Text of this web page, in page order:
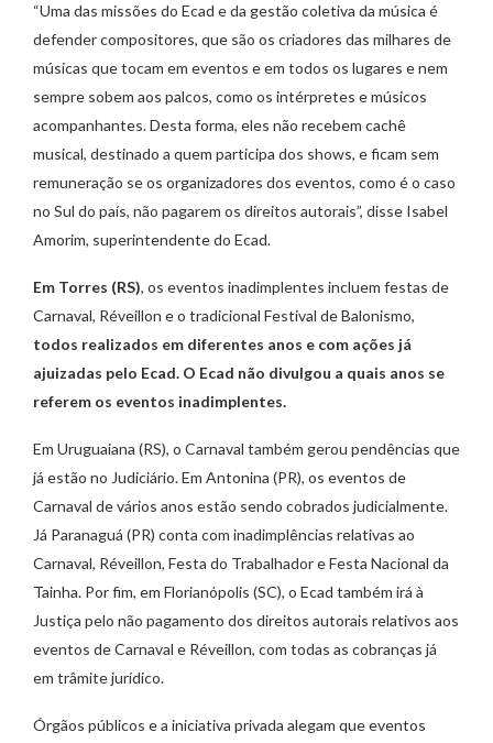
“Uma das missões do Ecad e da gestão coletiva da música é
defender compositores, que são os criadores das milhares de
músicas que tocam em eventos e em todos os lugares e nem
sempre sobem aos palcos, como os intérpretes e músicos
acompanhantes. Desta forma, eles não recebem cachê
musical, destinado a quem participa dos shows, e ficam sem
remuneração se os organizadores dos eventos, como é o caso
no Sul do país, não pagarem os direitos autorais”, disse Isabel
Amorim, superintendente do Ecad.
Em Torres (RS), os eventos inadimplentes incluem festas de
Carnaval, Réveillon e o tradicional Festival de Balonismo,
todos realizados em diferentes anos e com ações já
ajuizadas pelo Ecad. O Ecad não divulgou a quais anos se
referem os eventos inadimplentes.
Em Uruguaiana (RS), o Carnaval também gerou pendências que
já estão no Judiciário. Em Antonina (PR), os eventos de
Carnaval de vários anos estão sendo cobrados judicialmente.
Já Paranaguá (PR) conta com inadimplências relativas ao
Carnaval, Réveillon, Festa do Trabalhador e Festa Nacional da
Tainha. Por fim, em Florianópolis (SC), o Ecad também irá à
Justiça pelo não pagamento dos direitos autorais relativos aos
eventos de Carnaval e Réveillon, com todas as cobranças já
em trâmite jurídico.
Órgãos públicos e a iniciativa privada alegam que eventos